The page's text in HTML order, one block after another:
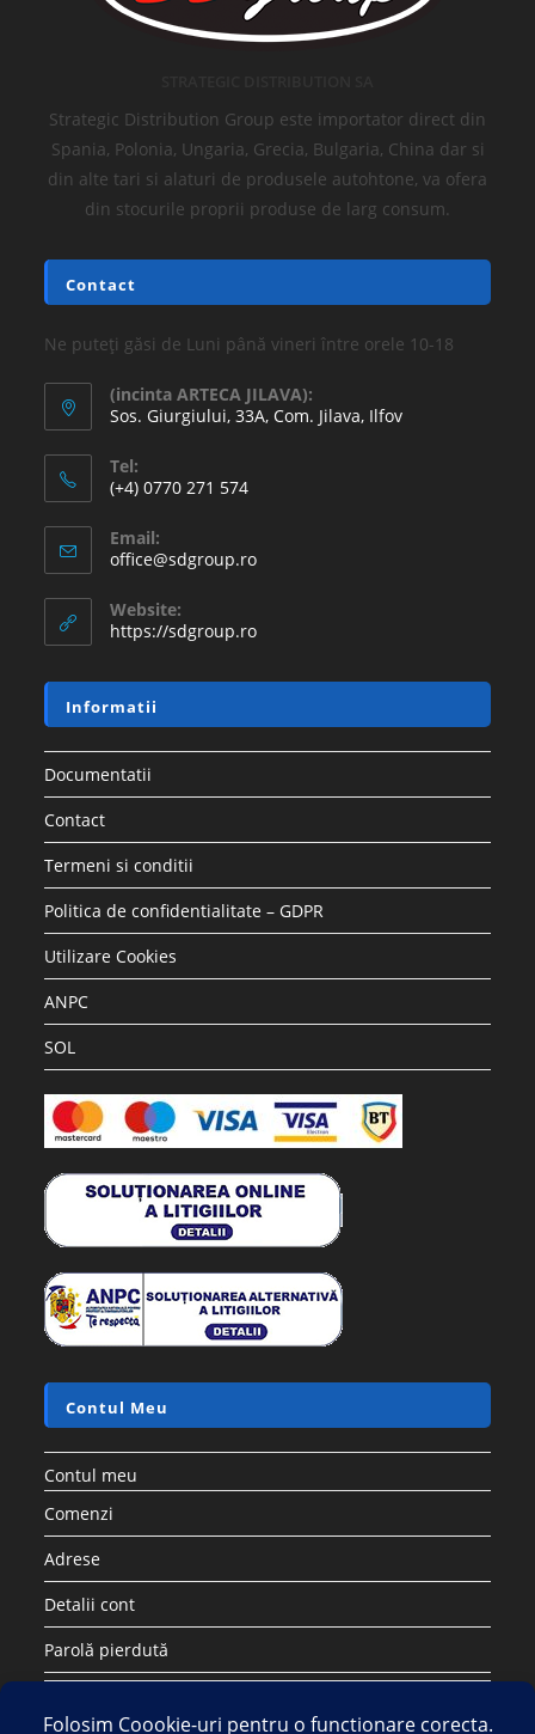
Strategic Distribution Group este importator direct din
Spania, Polonia, Ungaria, Grecia, Bulgaria, China dar si
din alte tari si alaturi de produsele autohtone, va ofera
din stocurile proprii produse de larg consum.
Contact
Ne puteți găsi de Luni până vineri între orele 10-18
(incinta ARTECA JILAVA):
Sos. Giurgiului, 33A, Com. Jilava, Ilfov
Tel:
(+4) 0770 271 574
Email:
office@sdgroup.ro
Website:
https://sdgroup.ro
Informatii
Documentatii
Contact
Termeni si conditii
Politica de confidentialitate – GDPR
Utilizare Cookies
ANPC
SOL
Contul Meu
Contul meu
Comenzi
Adrese
Detalii cont
Parolă pierdută